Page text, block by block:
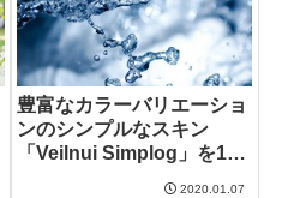
豊富なカラーバリエーショ
ンのシンプルなスキン
「Veilnui Simplog」を10
2020.01.07